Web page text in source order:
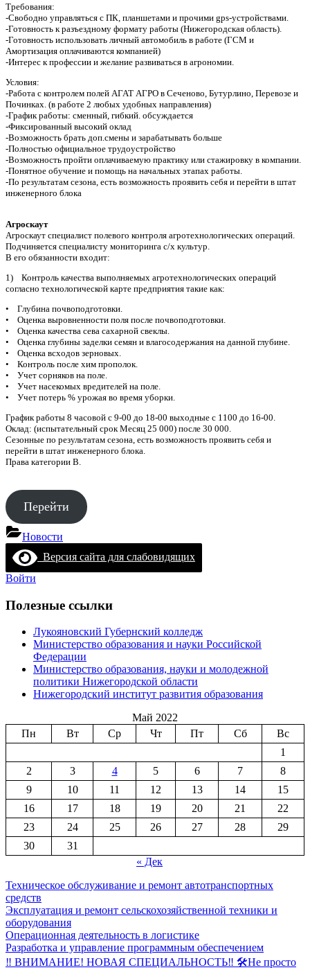
Требования:
-Свободно управляться с ПК, планшетами и прочими gps-устройствами.
-Готовность к разъездному формату работы (Нижегородская область).
-Готовность использовать личный автомобиль в работе (ГСМ и
Амортизация оплачиваются компанией)
-Интерес к профессии и желание развиваться в агрономии.
Условия:
-Работа с контролем полей АГАТ АГРО в Сеченово, Бутурлино, Перевозе и
Починках. (в работе 2 любых удобных направления)
-График работы: сменный, гибкий. обсуждается
-Фиксированный высокий оклад
-Возможность брать доп.смены и зарабатывать больше
-Полностью официальное трудоустройство
-Возможность пройти оплачиваемую практику или стажировку в компании.
-Понятное обучение и помощь на начальных этапах работы.
-По результатам сезона, есть возможность проявить себя и перейти в штат
инженерного блока
Агроскаут
Агроскаут специалист полевого контроля агротехнологических операций.
Подчиняется специалисту мониторинга с/х культур.
В его обязанности входит:
1) Контроль качества выполняемых агротехнологических операций
согласно технологической карте предприятия такие как:
• Глубина почвоподготовки.
• Оценка выровненности поля после почвоподготовки.
• Оценка качества сева сахарной свеклы.
• Оценка глубины заделки семян и влагосодержания на данной глубине.
• Оценка всходов зерновых.
• Контроль после хим прополок.
• Учет сорняков на поле.
• Учет насекомых вредителей на поле.
• Учет потерь % урожая во время уборки.
График работы 8 часовой с 9-00 до 18-00 выходные с 1100 до 16-00.
Оклад: (испытательный срок Месяц 25 000) после 30 000.
Сезонные по результатам сезона, есть возможность проявить себя и
перейти в штат инженерного блока.
Права категории B.
Перейти
Новости
Версия сайта для слабовидящих
Войти
Полезные ссылки
Лукояновский Губернский колледж
Министерство образования и науки Российской
Федерации
Министерство образования, науки и молодежной
политики Нижегородской области
Нижегородский институт развития образования
Май 2022
Пн
Вт Ср Чт Пт Сб
Вс
1
2
3 4 5 6 7
8
9
10 11 12 13 14
15
16
17 18 19 20 21
22
23
24 25 26 27 28
29
30
31
« Дек
Техническое обслуживание и ремонт автотранспортных
средств
Эксплуатация и ремонт сельскохозяйственной техники и
оборудования
Операционная деятельность в логистике
Разработка и управление программным обеспечением
‼ ВНИМАНИЕ! НОВАЯ СПЕЦИАЛЬНОСТЬ‼ 🛠Не просто